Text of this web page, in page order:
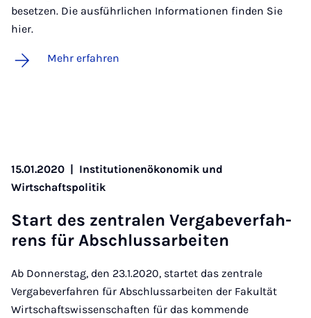
besetzen. Die ausführlichen Informationen finden Sie
hier.
Mehr erfahren
15.01.2020 | Institutionenökonomik und
Wirtschaftspolitik
Start des zen­tra­len Ver­ga­be­ver­fah­
rens für Ab­schluss­a­r­bei­ten
Ab Donnerstag, den 23.1.2020, startet das zentrale
Vergabeverfahren für Abschlussarbeiten der Fakultät
Wirtschaftswissenschaften für das kommende